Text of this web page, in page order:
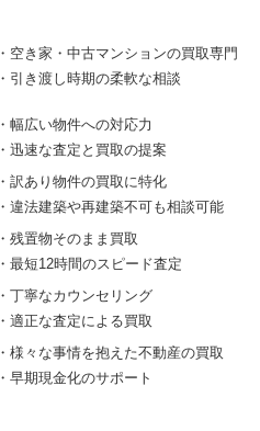
・空き家・中古マンションの買取専門
・引き渡し時期の柔軟な相談
・幅広い物件への対応力
・迅速な査定と買取の提案
・訳あり物件の買取に特化
・違法建築や再建築不可も相談可能
・残置物そのまま買取
・最短12時間のスピード査定
・丁寧なカウンセリング
・適正な査定による買取
・様々な事情を抱えた不動産の買取
・早期現金化のサポート